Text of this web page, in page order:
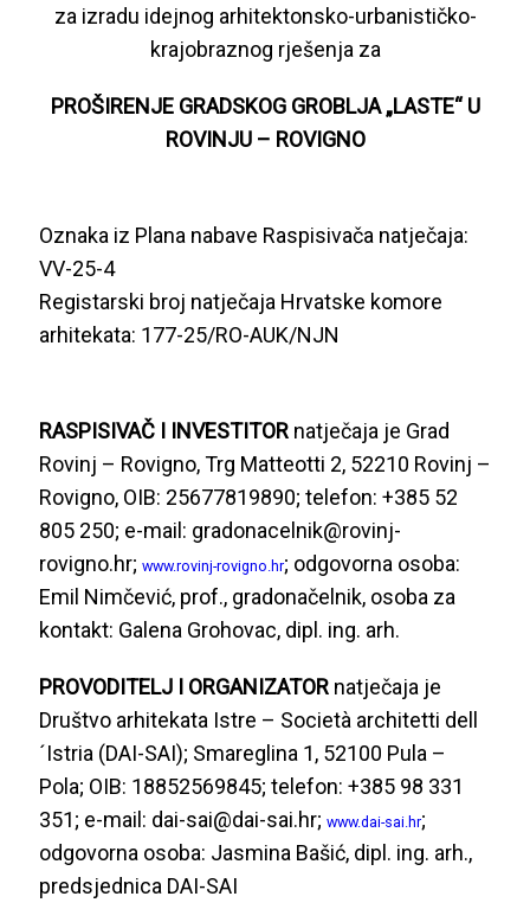
za izradu idejnog arhitektonsko-urbanističko-
krajobraznog rješenja za
PROŠIRENJE GRADSKOG GROBLJA „LASTE“ U
ROVINJU – ROVIGNO
Oznaka iz Plana nabave Raspisivača natječaja:
VV-25-4
Registarski broj natječaja Hrvatske komore
arhitekata: 177-25/RO-AUK/NJN
RASPISIVAČ I INVESTITOR natječaja je Grad
Rovinj – Rovigno, Trg Matteotti 2, 52210 Rovinj –
Rovigno, OIB: 25677819890; telefon: +385 52
805 250; e-mail: gradonacelnik@rovinj-
rovigno.hr; www.rovinj-rovigno.hr; odgovorna osoba:
Emil Nimčević, prof., gradonačelnik, osoba za
kontakt: Galena Grohovac, dipl. ing. arh.
PROVODITELJ I ORGANIZATOR natječaja je
Društvo arhitekata Istre – Società architetti dell
´Istria (DAI-SAI); Smareglina 1, 52100 Pula –
Pola; OIB: 18852569845; telefon: +385 98 331
351; e-mail: dai-sai@dai-sai.hr; www.dai-sai.hr;
odgovorna osoba: Jasmina Bašić, dipl. ing. arh.,
predsjednica DAI-SAI